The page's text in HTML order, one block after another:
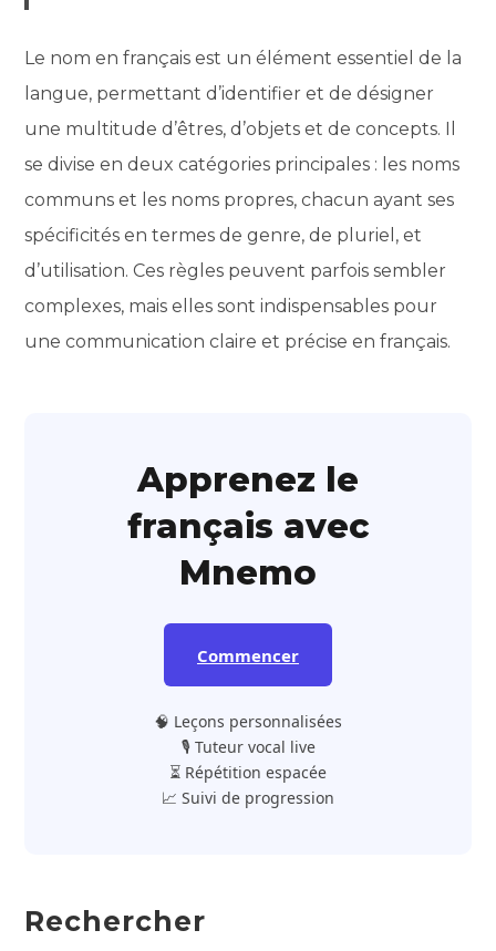
Le nom en français est un élément essentiel de la
langue, permettant d’identifier et de désigner
une multitude d’êtres, d’objets et de concepts. Il
se divise en deux catégories principales : les noms
communs et les noms propres, chacun ayant ses
spécificités en termes de genre, de pluriel, et
d’utilisation. Ces règles peuvent parfois sembler
complexes, mais elles sont indispensables pour
une communication claire et précise en français.
Apprenez le
français avec
Mnemo
Commencer
🧠 Leçons personnalisées
🎙️ Tuteur vocal live
⏳ Répétition espacée
📈 Suivi de progression
Rechercher